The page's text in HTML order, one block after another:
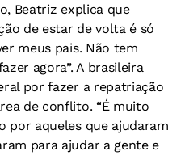
Beatriz explica que
de estar de volta é só
meus pais. Não tem
agora”. A brasileira
por fazer a repatriação
de conflito. “É muito
por aqueles que ajudaram
para ajudar a gente e